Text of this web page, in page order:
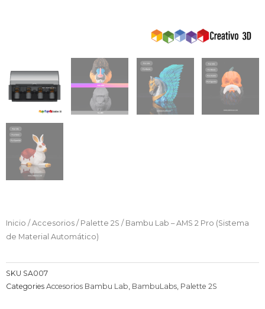
Inicio / Accesorios / Palette 2S / Bambu Lab – AMS 2 Pro (Sistema
de Material Automático)
SKU SA007
Categories Accesorios Bambu Lab BambuLabs Palette 2S